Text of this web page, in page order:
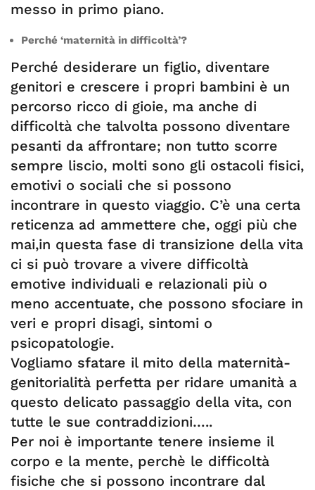
messo in primo piano.
Perché ‘maternità in difficoltà’?
Perché desiderare un figlio, diventare
genitori e crescere i propri bambini è un
percorso ricco di gioie, ma anche di
difficoltà che talvolta possono diventare
pesanti da affrontare; non tutto scorre
sempre liscio, molti sono gli ostacoli fisici,
emotivi o sociali che si possono
incontrare in questo viaggio. C’è una certa
reticenza ad ammettere che, oggi più che
mai,in questa fase di transizione della vita
ci si può trovare a vivere difficoltà
emotive individuali e relazionali più o
meno accentuate, che possono sfociare in
veri e propri disagi, sintomi o
psicopatologie.
Vogliamo sfatare il mito della maternità-
genitorialità perfetta per ridare umanità a
questo delicato passaggio della vita, con
tutte le sue contraddizioni…..
Per noi è importante tenere insieme il
corpo e la mente, perchè le difficoltà
fisiche che si possono incontrare dal